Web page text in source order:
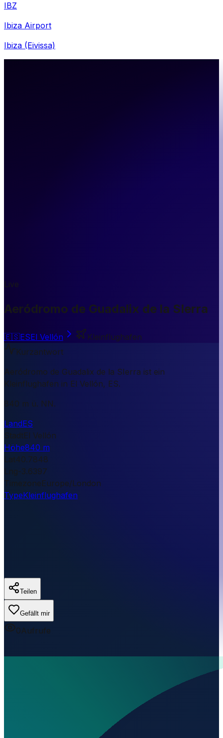
IBZ
Ibiza Airport
Ibiza (Eivissa)
Live
Aeródromo de Guadalix de la SIerra
🇪🇸ESEl Vellón
Kleinflughafen
Kurzantwort
Aeródromo de Guadalix de la SIerra ist ein
Kleinflughafen in El Vellón, ES.
840 m ü. NN.
LandES
StadtEl Vellón
Höhe840 m
Lat40.7848
Lng-3.6397
TimezoneEurope/London
TypeKleinflughafen
Teilen
Gefällt mir
0Aufrufe